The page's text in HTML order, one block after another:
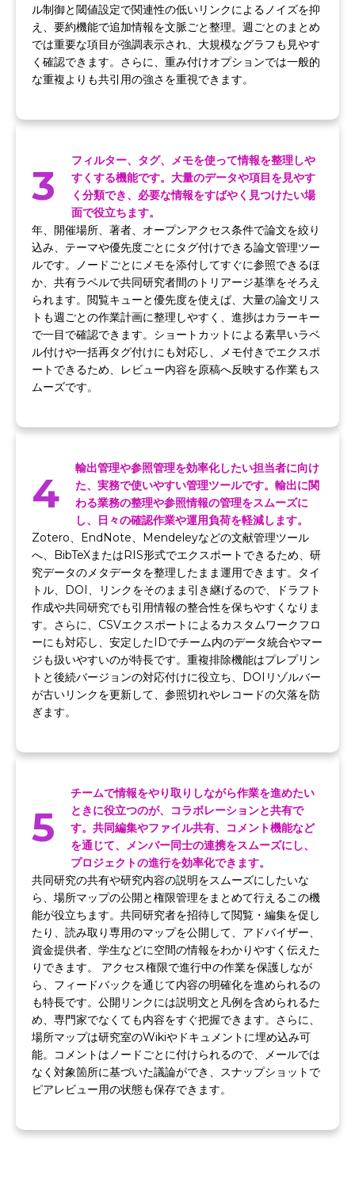
ル制御と閾値設定で関連性の低いリンクによるノイズを抑
え、要約機能で追加情報を文脈ごと整理。週ごとのまとめ
では重要な項目が強調表示され、大規模なグラフも見やす
く確認できます。さらに、重み付けオプションでは一般的
な重複よりも共引用の強さを重視できます。
3
フィルター、タグ、メモを使って情報を整理しや
すくする機能です。大量のデータや項目を見やす
く分類でき、必要な情報をすばやく見つけたい場
面で役立ちます。
年、開催場所、著者、オープンアクセス条件で論文を絞り
込み、テーマや優先度ごとにタグ付けできる論文管理ツー
ルです。ノードごとにメモを添付してすぐに参照できるほ
か、共有ラベルで共同研究者間のトリアージ基準をそろえ
られます。閲覧キューと優先度を使えば、大量の論文リス
トも週ごとの作業計画に整理しやすく、進捗はカラーキー
で一目で確認できます。ショートカットによる素早いラベ
ル付けや一括再タグ付けにも対応し、メモ付きでエクスポ
ートできるため、レビュー内容を原稿へ反映する作業もス
ムーズです。
4
輸出管理や参照管理を効率化したい担当者に向け
た、実務で使いやすい管理ツールです。輸出に関
わる業務の整理や参照情報の管理をスムーズに
し、日々の確認作業や運用負荷を軽減します。
Zotero、EndNote、Mendeleyなどの文献管理ツール
へ、BibTeXまたはRIS形式でエクスポートできるため、研
究データのメタデータを整理したまま運用できます。タイ
トル、DOI、リンクをそのまま引き継げるので、ドラフト
作成や共同研究でも引用情報の整合性を保ちやすくなりま
す。さらに、CSVエクスポートによるカスタムワークフロ
ーにも対応し、安定したIDでチーム内のデータ統合やマー
ジも扱いやすいのが特長です。重複排除機能はプレプリン
トと後続バージョンの対応付けに役立ち、DOIリゾルバー
が古いリンクを更新して、参照切れやレコードの欠落を防
ぎます。
5
チームで情報をやり取りしながら作業を進めたい
ときに役立つのが、コラボレーションと共有で
す。共同編集やファイル共有、コメント機能など
を通じて、メンバー同士の連携をスムーズにし、
プロジェクトの進行を効率化できます。
共同研究の共有や研究内容の説明をスムーズにしたいな
ら、場所マップの公開と権限管理をまとめて行えるこの機
能が役立ちます。共同研究者を招待して閲覧・編集を促し
たり、読み取り専用のマップを公開して、アドバイザー、
資金提供者、学生などに空間の情報をわかりやすく伝えた
りできます。 アクセス権限で進行中の作業を保護しなが
ら、フィードバックを通じて内容の明確化を進められるの
も特長です。公開リンクには説明文と凡例を含められるた
め、専門家でなくても内容をすぐ把握できます。さらに、
場所マップは研究室のWikiやドキュメントに埋め込み可
能。コメントはノードごとに付けられるので、メールでは
なく対象箇所に基づいた議論ができ、スナップショットで
ピアレビュー用の状態も保存できます。